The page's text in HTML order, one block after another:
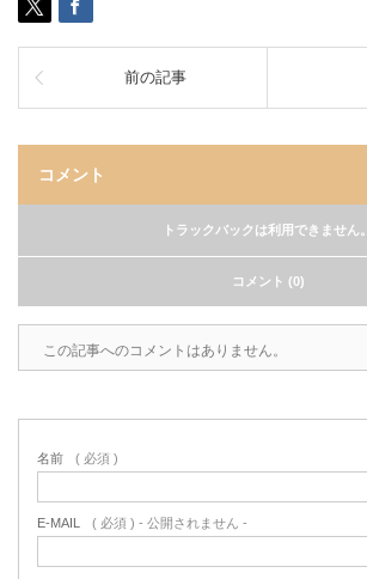
前の記事
コメント
トラックバックは利用できません。
コメント (0)
この記事へのコメントはありません。
名前 ( 必須 )
E-MAIL ( 必須 ) - 公開されません -